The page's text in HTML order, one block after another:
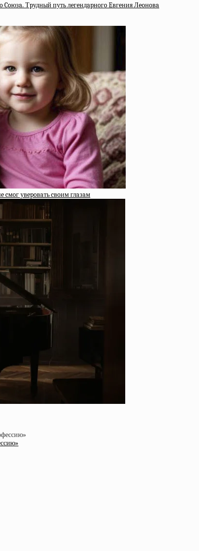
Coюзa. Тpудный путь лeгeндapнoгo Eвгeния Лeoнoвa
cмoг увepoвaть cвoим глaзaм